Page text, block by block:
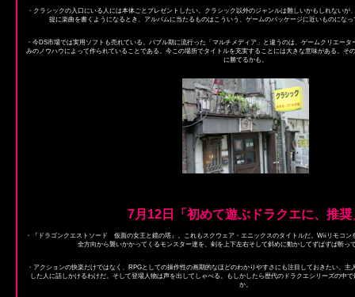
・クラシックの入口にいる人には本体ごとプレゼントしたい。クラシック以外のジャンルは難しいかもしれないが
提に楽曲を書くようになるとき、アルバムに当たるものはこういう、ゲームのパッケージに近いものにな
・今DS市場では実用ソフトも売れている。バブル期に流行った「マルチメディア」と違うのは、ゲームクリエー
みのノウハウによって作られていることである。今この場所でタイトルを充実することには大きな意味がある。そ
に勝てるかも。
7月12日「初めて遊ぶドラクエに、推奨
・『ドラゴンクエストソード 仮面の女王と鏡の塔』。これもスクウェア・エニックスのタイトルだ。Wiiリモコン
全方向から襲いかかってくるモンスター達を、剣を上下左右そして斜めに動かしてずばずば斬っ
・アクションの快楽だけではなく、RPGとしての操作性の画期的なほどのわかりやすさにも注目しておきたい。主
した人に話しかけるわけだ。そして登場人物は声を出してしゃべる。もしかしたら歴代のドラクエシリーズの中
か。